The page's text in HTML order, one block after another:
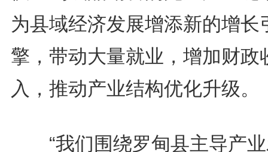
为县域经济发展增添新的增长
擎，带动大量就业，增加财政
入，推动产业结构优化升级。
“我们围绕罗甸县主导产